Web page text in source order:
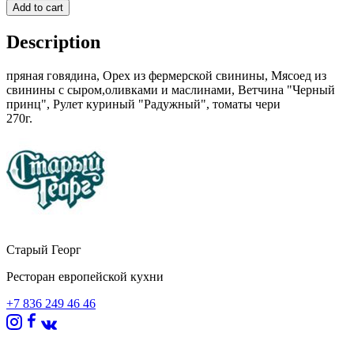
Add to cart
Description
пряная говядина, Орех из фермерской свинины, Мясоед из
свинины с сыром,оливками и маслинами, Ветчина "Черный
принц", Рулет куриный "Радужный", томаты чери
270г.
Старый Георг
Ресторан европейской кухни
+7 836 249 46 46